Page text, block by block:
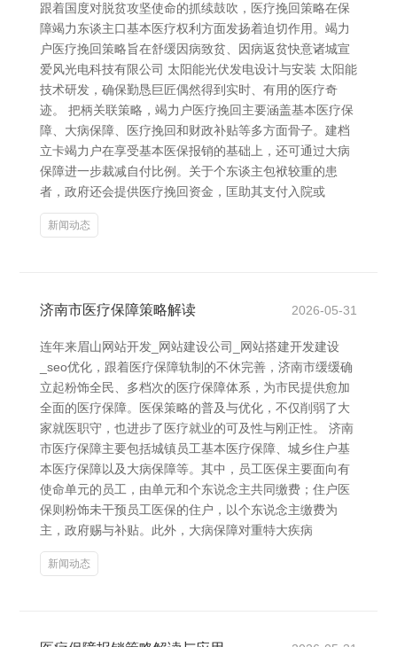
跟着国度对脱贫攻坚使命的抓续鼓吹，医疗挽回策略在保
障竭力东谈主口基本医疗权利方面发扬着迫切作用。竭力
户医疗挽回策略旨在舒缓因病致贫、因病返贫快意诸城宣
爱风光电科技有限公司 太阳能光伏发电设计与安装 太阳能
技术研发，确保勤恳巨匠偶然得到实时、有用的医疗奇
迹。 把柄关联策略，竭力户医疗挽回主要涵盖基本医疗保
障、大病保障、医疗挽回和财政补贴等多方面骨子。建档
立卡竭力户在享受基本医保报销的基础上，还可通过大病
保障进一步裁减自付比例。关于个东谈主包袱较重的患
者，政府还会提供医疗挽回资金，匡助其支付入院或
新闻动态
济南市医疗保障策略解读 2026-05-31
连年来眉山网站开发_网站建设公司_网站搭建开发建设
_seo优化，跟着医疗保障轨制的不休完善，济南市缓缓确
立起粉饰全民、多档次的医疗保障体系，为市民提供愈加
全面的医疗保障。医保策略的普及与优化，不仅削弱了大
家就医职守，也进步了医疗就业的可及性与刚正性。 济南
市医疗保障主要包括城镇员工基本医疗保障、城乡住户基
本医疗保障以及大病保障等。其中，员工医保主要面向有
使命单元的员工，由单元和个东说念主共同缴费；住户医
保则粉饰未干预员工医保的住户，以个东说念主缴费为
主，政府赐与补贴。此外，大病保障对重特大疾病
新闻动态